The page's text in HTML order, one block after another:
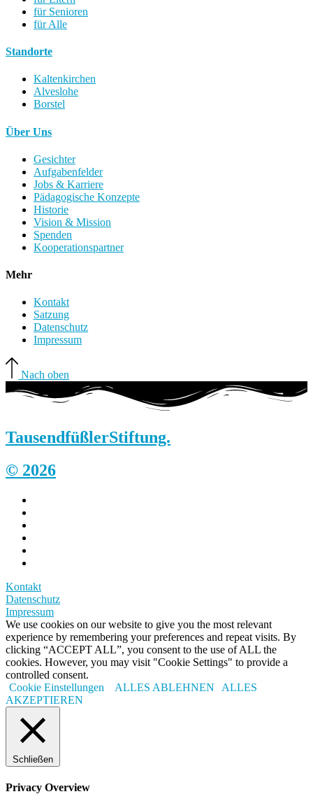
für Senioren
für Alle
Standorte
Kaltenkirchen
Alveslohe
Borstel
Über Uns
Gesichter
Aufgabenfelder
Jobs & Karriere
Pädagogische Konzepte
Historie
Vision & Mission
Spenden
Kooperationspartner
Mehr
Kontakt
Satzung
Datenschutz
Impressum
Nach oben
TausendfüßlerStiftung.
© 2026
Kontakt
Datenschutz
Impressum
We use cookies on our website to give you the most relevant
experience by remembering your preferences and repeat visits. By
clicking “ACCEPT ALL”, you consent to the use of ALL the
cookies. However, you may visit "Cookie Settings" to provide a
controlled consent.
Cookie Einstellungen
ALLES ABLEHNEN
ALLES
AKZEPTIEREN
Schließen
Privacy Overview